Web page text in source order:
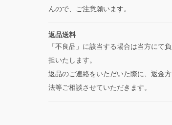
んので、ご注意願います。
返品送料
「不良品」に該当する場合は当方にて負
担いたします。
返品のご連絡をいただいた際に、返金方
法等ご相談させていただきます。